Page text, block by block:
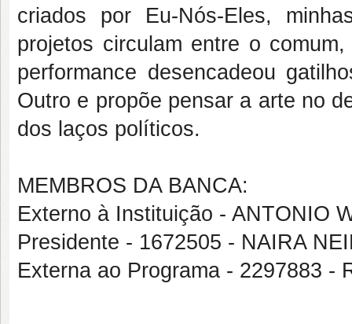
criados por Eu-Nós-Eles,
projetos circulam entre o
performance desencadeou
Outro e propõe pensar a arte no
dos laços políticos.
MEMBROS DA BANCA:
Externo à Instituição - ANTONIO
Presidente - 1672505 - NAIRA
Externa ao Programa - 2297883 -